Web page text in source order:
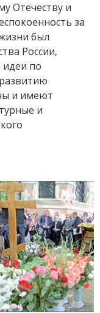
Отечеству и
за
был
России,
идеи по
и имеют
и